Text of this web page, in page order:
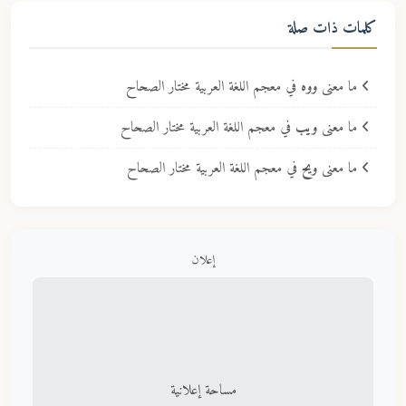
كلمات ذات صلة
ما معنى ووه في معجم اللغة العربية مختار الصحاح
ما معنى ويب في معجم اللغة العربية مختار الصحاح
ما معنى ويحفي معجم اللغة العربية مختار الصحاح
إعلان
مساحة إعلانية